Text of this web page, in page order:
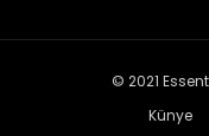
© 2021
Künye